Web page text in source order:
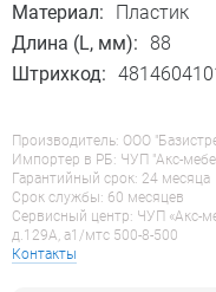
Материал:
Пластик
Длина (L, мм): 88
Штрихкод:
Производитель: ООО
Импортер в РБ: ЧУП "Акс-
Гарантийный срок: 24 месяца
Срок службы: 60 месяцев
Сервисный центр: ЧУП «Акс-
д.129А, a1/мтс 500-8-500
Контакты